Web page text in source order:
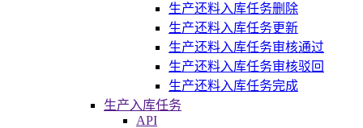
生产还料入库任务删除
生产还料入库任务更新
生产还料入库任务审核通过
生产还料入库任务审核驳回
生产还料入库任务完成
生产入库任务
API